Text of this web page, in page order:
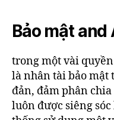
Bảo mật and
trong một vài
là nhân tài bảo mật
đản, đảm phân
luôn được siêng